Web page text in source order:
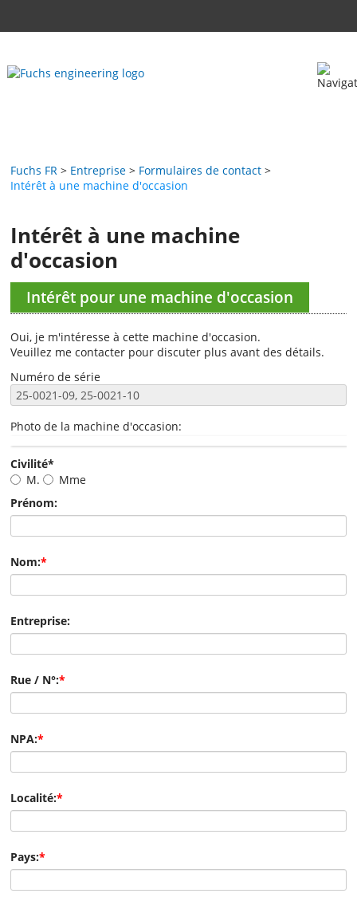
Fuchs FR Entreprise
Formulaires de contact
Intérêt à une machine d'occasion
Intérêt à une machine
d'occasion
Intérêt pour une machine d'occasion
Oui, je m'intéresse à cette machine d'occasion.
Veuillez me contacter pour discuter plus avant des détails.
Numéro de série
Photo de la machine d'occasion:
Civilité*
M.
Mme
Prénom:
Nom:*
Entreprise:
Rue / N°:*
NPA:*
Localité:*
Pays:*